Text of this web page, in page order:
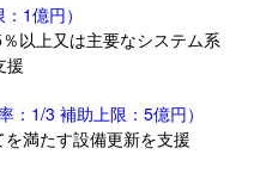
1億円）
以上又は主要なシステム系
援
：1/3 補助上限：5億円）
満たす設備更新を支援